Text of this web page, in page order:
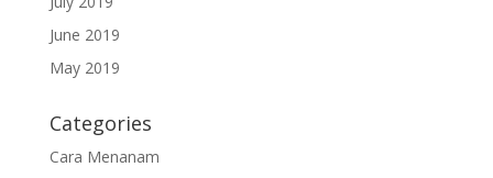
June 2019
May 2019
Categories
Cara Menanam